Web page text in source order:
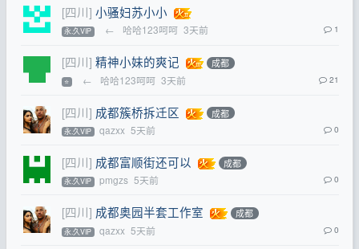
[四川] 小骚妇苏小小
永.久VIP ← 哈哈123呵呵 3天前 1
[四川] 精神小妹的爽记 成都
⭐ ← 哈哈123呵呵 3天前 21
[四川] 成都簇桥拆迁区 成都
永.久VIP qazxx 5天前 0
[四川] 成都富顺街还可以 成都
永.久VIP pmgzs 5天前 0
[四川] 成都奥园半套工作室 成都
永.久VIP qazxx 5天前 0